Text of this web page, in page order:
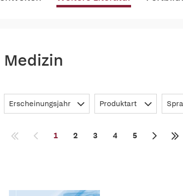
Medizin
Erscheinungsjahr Produktart
1 2 3 4 5